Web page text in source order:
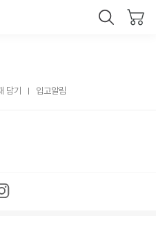
담기 입고알림